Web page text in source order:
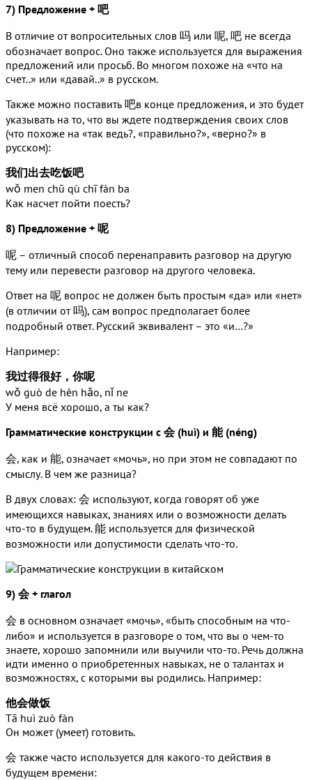
7) Предложение + 吧
В отличие от вопросительных слов 吗 или 呢, 吧 не всегда
обозначает вопрос. Оно также используется для выражения
предложений или просьб. Во многом похоже на «что на
счет..» или «давай..» в русском.
Также можно поставить 吧в конце предложения, и это будет
указывать на то, что вы ждете подтверждения своих слов
(что похоже на «так ведь?, «правильно?», «верно?» в
русском):
我们出去吃饭吧
wǒ men chū qù chī fàn ba
Как насчет пойти поесть?
8) Предложение + 呢
呢 – отличный способ перенаправить разговор на другую
тему или перевести разговор на другого человека.
Ответ на 呢 вопрос не должен быть простым «да» или «нет»
(в отличии от 吗), сам вопрос предполагает более
подробный ответ. Русский эквивалент – это «и…?»
Например:
我过得很好，你呢
wǒ guò de hěn hǎo, nǐ ne
У меня всё хорошо, а ты как?
Грамматические конструкции с 会 (huì) и 能 (néng)
会, как и 能, означает «мочь», но при этом не совпадают по
смыслу. В чем же разница?
В двух словах: 会 используют, когда говорят об уже
имеющихся навыках, знаниях или о возможности делать
что-то в будущем. 能 используется для физической
возможности или допустимости сделать что-то.
9) 会 + глагол
会 в основном означает «мочь», «быть способным на что-
либо» и используется в разговоре о том, что вы о чем-то
знаете, хорошо запомнили или выучили что-то. Речь должна
идти именно о приобретенных навыках, не о талантах и
возможностях, с которыми вы родились. Например:
他会做饭
Tā huì zuò fàn
Он может (умеет) готовить.
会 также часто используется для какого-то действия в
будущем времени: